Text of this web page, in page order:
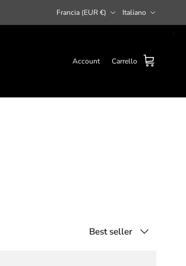
Francia (EUR €) Italiano
Account Carrello
Ordina per
Best seller